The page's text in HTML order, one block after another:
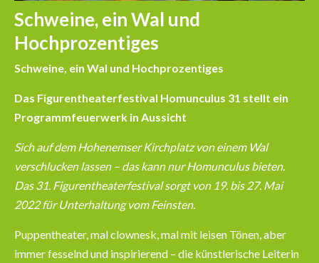
Schweine, ein Wal und
Hochprozentiges
Schweine, ein Wal und Hochprozentiges
Das Figurentheaterfestival Homunculus 31 stellt ein
Programmfeuerwerk in Aussicht
Sich auf dem Hohenemser Kirchplatz von einem Wal
verschlucken lassen – das kann nur Homunculus bieten.
Das 31. Figurentheaterfestival sorgt von 19. bis 27. Mai
2022 für Unterhaltung vom Feinsten.
Puppentheater, mal clownesk, mal mit leisen Tönen, aber
immer fesselnd und inspirierend – die künstlerische Leiterin